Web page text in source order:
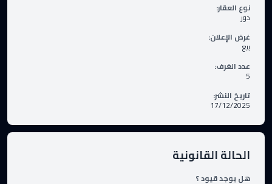
نوع العقار:
دور
غرض الإعلان:
بيع
عدد الغرف:
5
تاريخ النشر:
17/12/2025
الحالة القانونية
هل يوجد قيود ؟